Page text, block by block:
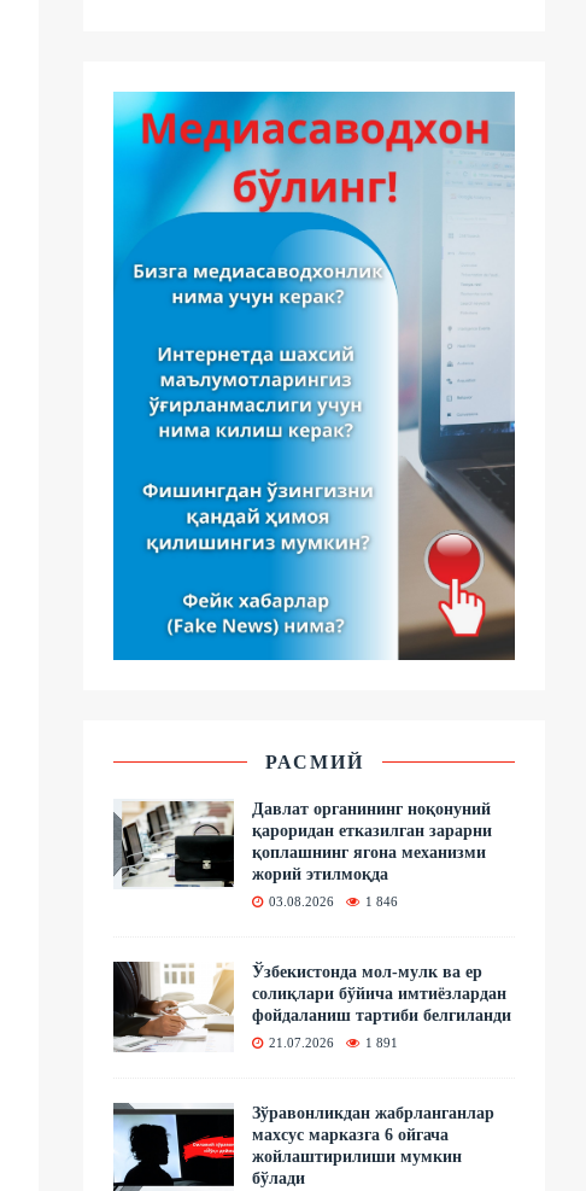
РАСМИЙ
Давлат органининг ноқонуний
қароридан етказилган зарарни
қоплашнинг ягона механизми
жорий этилмоқда
03.08.2026 1 846
Ўзбекистонда мол-мулк ва ер
солиқлари бўйича имтиёзлардан
фойдаланиш тартиби белгиланди
21.07.2026 1 891
Зўравонликдан жабрланганлар
махсус марказга 6 ойгача
жойлаштирилиши мумкин
бўлади